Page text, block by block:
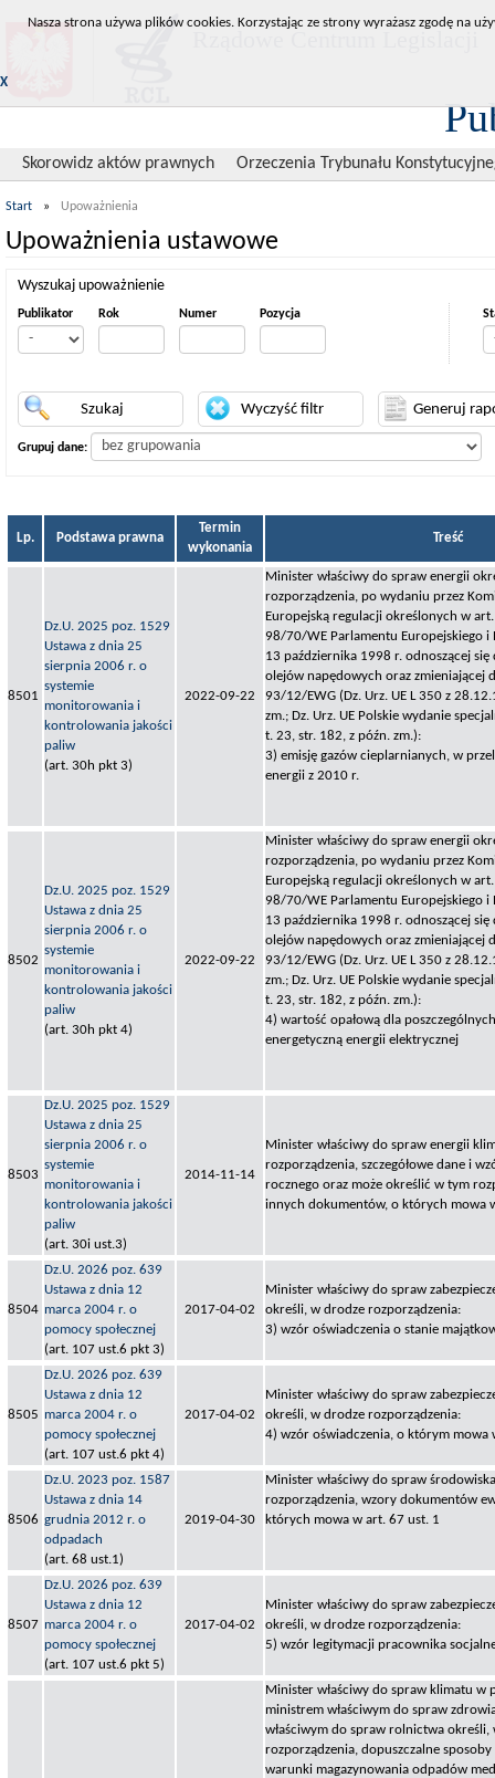
Skorowidz aktów prawnych Orzeczenia Trybunału
Start » Upoważnienia
Upoważnienia ustawowe
Wyszukaj upoważnienie
Publikator Rok Numer Pozycja
Grupuj dane:
Lp. Podstawa prawna
Termin
wykonania
Treść
8501
Dz.U. 2025 poz. 1529
Ustawa z dnia 25
sierpnia 2006 r. o
systemie
monitorowania i
kontrolowania jakości
paliw
(art. 30h pkt 3)
2022-09-22
Minister właściwy do spraw energii
rozporządzenia, po wydaniu przez
Europejską regulacji określonych w
98/70/WE Parlamentu Europejskiego i
13 października 1998 r. odnoszącej
olejów napędowych oraz zmieniającej
93/12/EWG (Dz. Urz. UE L 350 z
zm.; Dz. Urz. UE Polskie wydanie
t. 23, str. 182, z późn. zm.):
3) emisję gazów cieplarnianych, w
energii z 2010 r.
8502
Dz.U. 2025 poz. 1529
Ustawa z dnia 25
sierpnia 2006 r. o
systemie
monitorowania i
kontrolowania jakości
paliw
(art. 30h pkt 4)
2022-09-22
Minister właściwy do spraw energii
rozporządzenia, po wydaniu przez
Europejską regulacji określonych w
98/70/WE Parlamentu Europejskiego i
13 października 1998 r. odnoszącej
olejów napędowych oraz zmieniającej
93/12/EWG (Dz. Urz. UE L 350 z
zm.; Dz. Urz. UE Polskie wydanie
t. 23, str. 182, z późn. zm.):
4) wartość opałową dla
energetyczną energii elektrycznej
8503
Dz.U. 2025 poz. 1529
Ustawa z dnia 25
sierpnia 2006 r. o
systemie
monitorowania i
kontrolowania jakości
paliw
(art. 30i ust.3)
2014-11-14
Minister właściwy do spraw energii
rozporządzenia, szczegółowe dane i
rocznego oraz może określić w tym
innych dokumentów, o których mowa
8504
Dz.U. 2026 poz. 639
Ustawa z dnia 12
marca 2004 r. o
pomocy społecznej
(art. 107 ust.6 pkt 3)
2017-04-02
Minister właściwy do spraw
określi, w drodze rozporządzenia:
3) wzór oświadczenia o stanie
8505
Dz.U. 2026 poz. 639
Ustawa z dnia 12
marca 2004 r. o
pomocy społecznej
(art. 107 ust.6 pkt 4)
2017-04-02
Minister właściwy do spraw
określi, w drodze rozporządzenia:
4) wzór oświadczenia, o którym mowa
8506
Dz.U. 2023 poz. 1587
Ustawa z dnia 14
grudnia 2012 r. o
odpadach
(art. 68 ust.1)
2019-04-30
Minister właściwy do spraw
rozporządzenia, wzory dokumentów
których mowa w art. 67 ust. 1
8507
Dz.U. 2026 poz. 639
Ustawa z dnia 12
marca 2004 r. o
pomocy społecznej
(art. 107 ust.6 pkt 5)
2017-04-02
Minister właściwy do spraw
określi, w drodze rozporządzenia:
5) wzór legitymacji pracownika
Minister właściwy do spraw klimatu w
ministrem właściwym do spraw
właściwym do spraw rolnictwa określi,
rozporządzenia, dopuszczalne
warunki magazynowania odpadów
Nasza strona używa plików cookies. Korzystając ze strony wyrażasz zgodę na
X